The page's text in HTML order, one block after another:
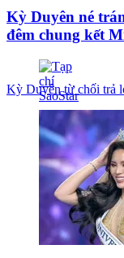
Kỳ Duyên né
đêm chung kết
Kỳ Duyên từ chối trả